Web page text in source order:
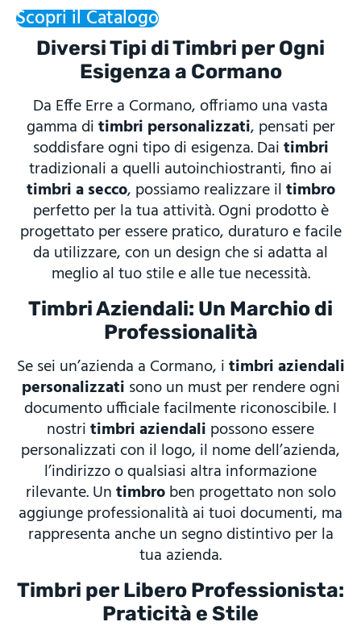
Scopri il Catalogo
Diversi Tipi di Timbri per Ogni
Esigenza a Cormano
Da Effe Erre a Cormano, offriamo una vasta
gamma ditimbri personalizzati, pensati per
soddisfare ogni tipo di esigenza. Daitimbri
tradizionali a quelli autoinchiostranti, fino ai
timbri a secco, possiamo realizzare iltimbro
perfetto per la tua attività. Ogni prodotto è
progettato per essere pratico, duraturo e facile
da utilizzare, con un design che si adatta al
meglio al tuo stile e alle tue necessità.
Timbri Aziendali: Un Marchio di
Professionalità
Se sei un’azienda a Cormano, itimbri aziendali
personalizzati sono un must per rendere ogni
documento ufficiale facilmente riconoscibile. I
nostritimbri aziendali possono essere
personalizzati con il logo, il nome dell’azienda,
l’indirizzo o qualsiasi altra informazione
rilevante. Untimbroben progettato non solo
aggiunge professionalità ai tuoi documenti, ma
rappresenta anche un segno distintivo per la
tua azienda.
Timbri per Libero Professionista:
Praticità e Stile